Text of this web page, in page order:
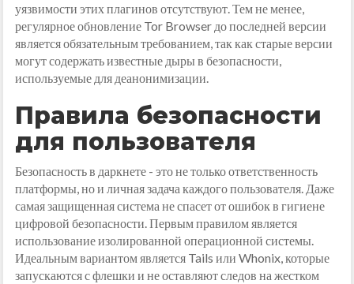
уязвимости этих плагинов отсутствуют. Тем не менее,
регулярное обновление Tor Browser до последней версии
является обязательным требованием, так как старые версии
могут содержать известные дыры в безопасности,
используемые для деанонимизации.
Правила безопасности
для пользователя
Безопасность в даркнете - это не только ответственность
платформы, но и личная задача каждого пользователя. Даже
самая защищенная система не спасет от ошибок в гигиене
цифровой безопасности. Первым правилом является
использование изолированной операционной системы.
Идеальным вариантом является Tails или Whonix, которые
запускаются с флешки и не оставляют следов на жестком